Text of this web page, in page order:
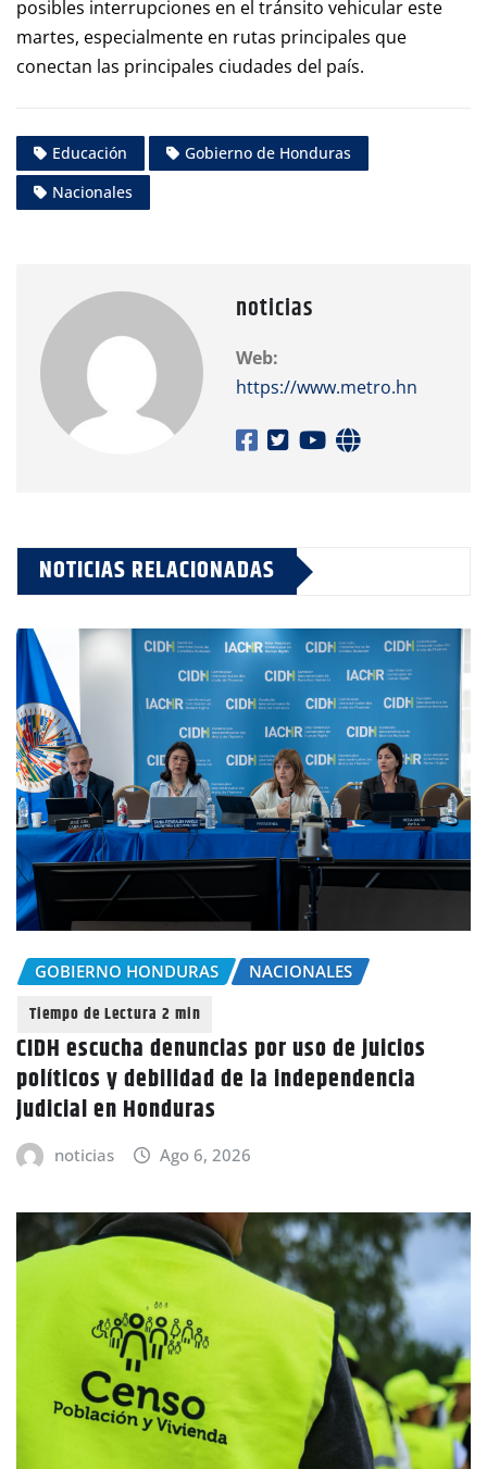
posibles interrupciones en el tránsito vehicular este
martes, especialmente en rutas principales que
conectan las principales ciudades del país.
Educación
Gobierno de Honduras
Nacionales
noticias
Web:
https://www.metro.hn
NOTICIAS RELACIONADAS
GOBIERNO HONDURAS NACIONALES
CIDH escucha denuncias por uso de juicios
políticos y debilidad de la independencia
judicial en Honduras
noticias Ago 6, 2026